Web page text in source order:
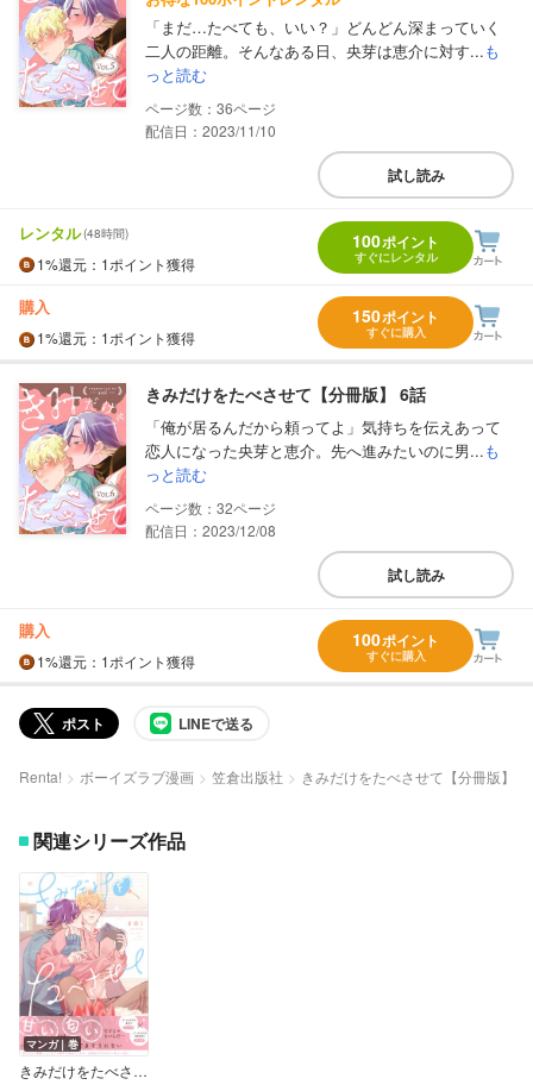
「まだ…たべても、いい？」どんどん深まっていく
二人の距離。そんなある日、央芽は恵介に対す...も
っと読む
36
配信日：2023/11/10
試し読み
レンタル(48時間)
1%還元 ：1ポイント獲得
100ポイント
すぐにレンタル
購入
1%還元 ：1ポイント獲得
150ポイント
すぐに購入
きみだけをたべさせて【分冊版】 6話
「俺が居るんだから頼ってよ」気持ちを伝えあって
恋人になった央芽と恵介。先へ進みたいのに男...も
っと読む
32
配信日：2023/12/08
試し読み
購入
1%還元 ：1ポイント獲得
100ポイント
すぐに購入
ポスト LINEで送る
Renta! ボーイズラブ漫画 笠倉出版社 きみだけをたべさせて【分冊版】
関連シリーズ作品
マンガ｜巻
きみだけをたべさせて【電子限定描き下ろし漫画付き】【コミックス版】